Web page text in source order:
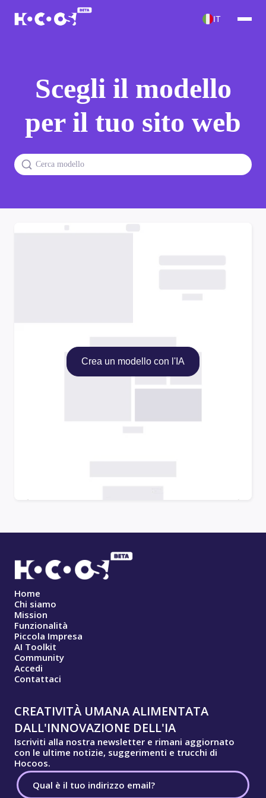
IT
Scegli il modello
per il tuo sito web
Crea un modello con l'IA
Home
Chi siamo
Mission
Funzionalità
Piccola Impresa
AI Toolkit
Community
Accedi
Contattaci
CREATIVITÀ UMANA ALIMENTATA
DALL'INNOVAZIONE DELL'IA
Iscriviti alla nostra newsletter e rimani aggiornato
con le ultime notizie, suggerimenti e trucchi di
Hocoos.